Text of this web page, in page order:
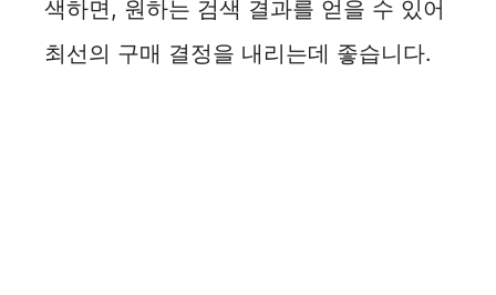
색하면, 원하는 검색 결과를 얻을 수 있어
최선의 구매 결정을 내리는데 좋습니다.